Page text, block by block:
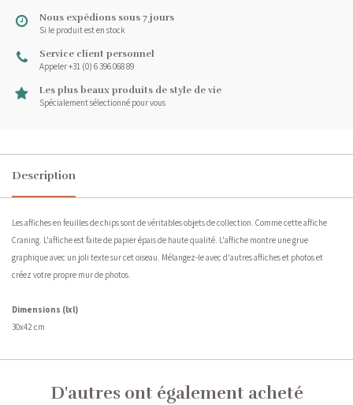
Nous expédions sous 7 jours
Si le produit est en stock
Service client personnel
Appeler +31 (0) 6 396 068 89
Les plus beaux produits de style de vie
Spécialement sélectionné pour vous
Description
Les affiches en feuilles de chips sont de véritables objets de collection. Comme cette affiche
Craning. L'affiche est faite de papier épais de haute qualité. L'affiche montre une grue
graphique avec un joli texte sur cet oiseau. Mélangez-le avec d'autres affiches et photos et
créez votre propre mur de photos.
Dimensions (lxl)
30x42 cm
D'autres ont également acheté